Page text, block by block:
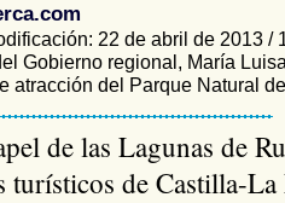
22 de abril de 2013 /
Gobierno regional, María
atracción del Parque Natural
de las Lagunas de
turísticos de Castilla-